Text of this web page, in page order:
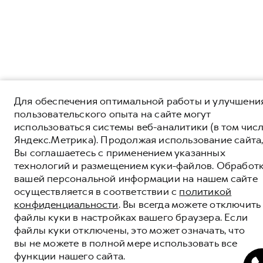
Для обеспечения оптимальной работы и
пользовательского опыта на сайте могут
использоваться системы веб-аналитики (в том
Яндекс.Метрика). Продолжая использование сайта,
Вы соглашаетесь с применением указанных
технологий и размещением куки-файлов.
вашей персональной информации на нашем сайте
осуществляется в соответствии с политикой
конфиденциальности. Вы всегда можете отключить
файлы куки в настройках вашего браузера. Если
файлы куки отключены, это может означать, что
вы не можете в полной мере использовать все
функции нашего сайта.